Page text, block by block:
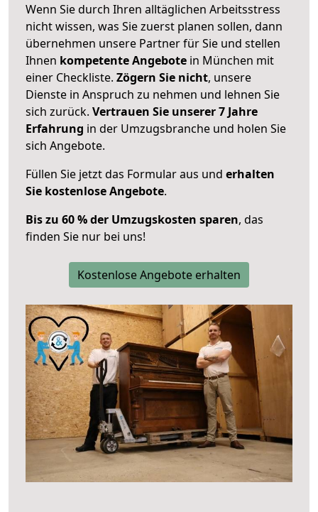
Wenn Sie durch Ihren alltäglichen Arbeitsstress
nicht wissen, was Sie zuerst planen sollen, dann
übernehmen unsere Partner für Sie und stellen
Ihnen kompetente Angebote in München mit
einer Checkliste. Zögern Sie nicht, unsere
Dienste in Anspruch zu nehmen und lehnen Sie
sich zurück. Vertrauen Sie unserer 7 Jahre
Erfahrung in der Umzugsbranche und holen Sie
sich Angebote.
Füllen Sie jetzt das Formular aus und erhalten
Sie kostenlose Angebote.
Bis zu 60 % der Umzugskosten sparen, das
finden Sie nur bei uns!
Kostenlose Angebote erhalten